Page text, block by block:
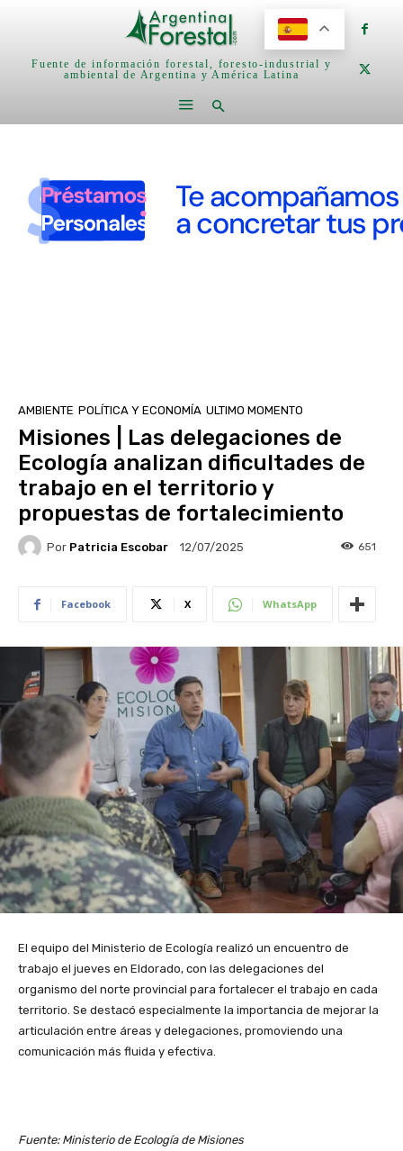
Fuente de información forestal, foresto-industrial y
ambiental de Argentina y América Latina
AMBIENTE POLÍTICA Y ECONOMÍA ULTIMO MOMENTO
Misiones | Las delegaciones de
Ecología analizan dificultades de
trabajo en el territorio y
propuestas de fortalecimiento
Por Patricia Escobar 12/07/2025 651
Facebook X WhatsApp
El equipo del Ministerio de Ecología realizó un encuentro de
trabajo el jueves en Eldorado, con las delegaciones del
organismo del norte provincial para fortalecer el trabajo en cada
territorio. Se destacó especialmente la importancia de mejorar la
articulación entre áreas y delegaciones, promoviendo una
comunicación más fluida y efectiva.
Fuente: Ministerio de Ecología de Misiones